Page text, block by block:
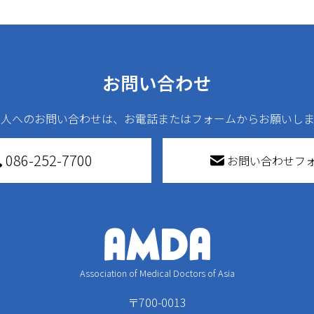
お問い合わせ
へのお問い合わせは、お電話またはフォームからお願いしま
086-252-7700 お問い合わせフ
Association of Medical Doctors of Asia
〒700-0013